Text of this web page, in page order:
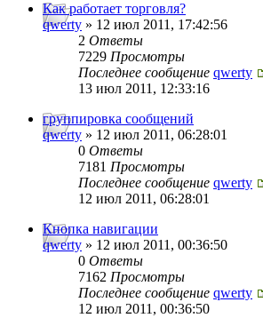
Как работает торговля?
qwerty » 12 июл 2011, 17:42:56
2 Ответы
7229 Просмотры
Последнее сообщение qwerty
13 июл 2011, 12:33:16
группировка сообщений
qwerty » 12 июл 2011, 06:28:01
0 Ответы
7181 Просмотры
Последнее сообщение qwerty
12 июл 2011, 06:28:01
Кнопка навигации
qwerty » 12 июл 2011, 00:36:50
0 Ответы
7162 Просмотры
Последнее сообщение qwerty
12 июл 2011, 00:36:50